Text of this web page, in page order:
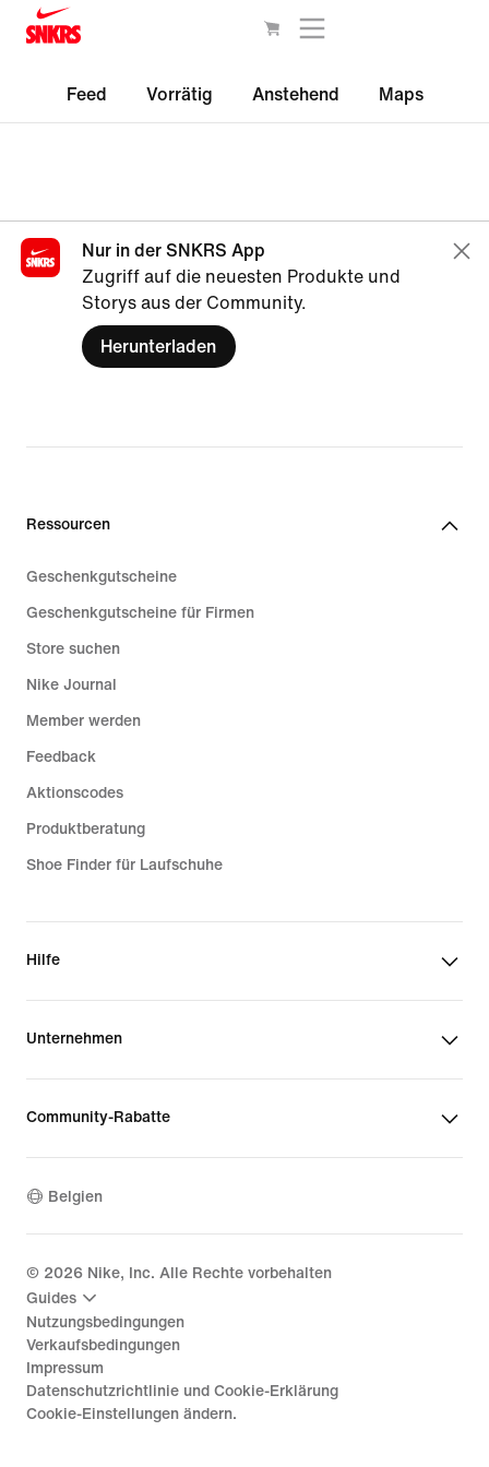
Feed Vorrätig Anstehend Maps
Nur in der SNKRS App
Zugriff auf die neuesten Produkte und
Storys aus der Community.
Herunterladen
Ressourcen
Geschenkgutscheine
Geschenkgutscheine für Firmen
Store suchen
Nike Journal
Member werden
Feedback
Aktionscodes
Produktberatung
Shoe Finder für Laufschuhe
Hilfe
Unternehmen
Community-Rabatte
Belgien
© 2026 Nike, Inc. Alle Rechte vorbehalten
Guides
Nutzungsbedingungen
Verkaufsbedingungen
Impressum
Datenschutzrichtlinie und Cookie-Erklärung
Cookie-Einstellungen ändern.